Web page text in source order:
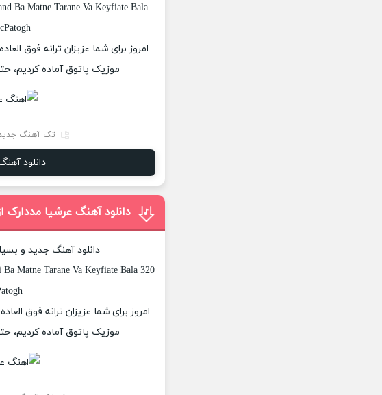
Ba Matne Tarane Va Keyfiate Bala
امروز برای شما عزیزان ترانه فوق
موزیک پاتوق آماده کردیم،
تک آهنگ
دانلود
دانلود آهنگ عرشیا مددارک
دانلود آهنگ جدید و
Matne Tarane Va Keyfiate Bala 320
امروز برای شما عزیزان ترانه فوق
موزیک پاتوق آماده کردیم،